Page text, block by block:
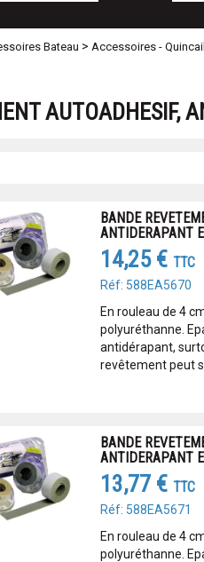
Bateau > Accessoires -
AUTOADHESIF,
BANDE
ANTIDERAPANT
14,25 € TTC
Réf: 588EA5670
En rouleau de 4
polyuréthanne.
antidérapant,
revêtement peut
BANDE
ANTIDERAPANT
13,77 € TTC
Réf: 588EA5671
En rouleau de 4
polyuréthanne.